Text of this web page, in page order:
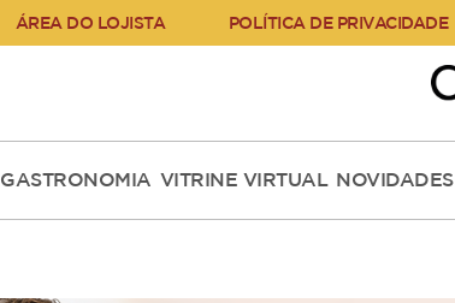
ÁREA DO LOJISTA POLÍTICA DE PRIVACIDADE
GASTRONOMIA VITRINE VIRTUAL NOVIDADES